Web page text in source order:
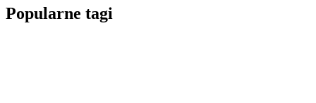
Popularne tagi